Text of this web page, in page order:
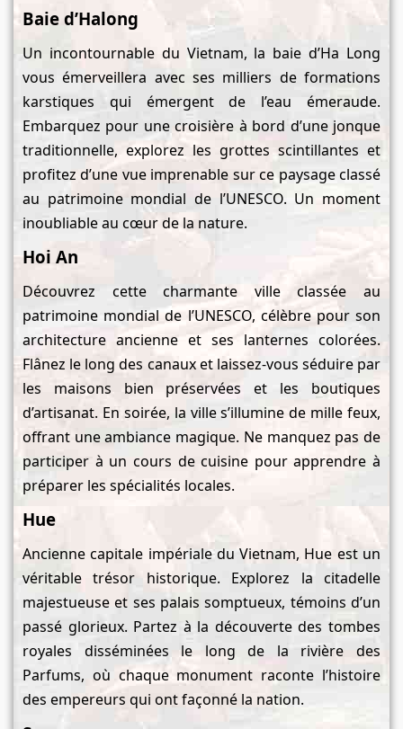
Baie d’Halong
Un incontournable du Vietnam, la baie d’Ha Long
vous émerveillera avec ses milliers de formations
karstiques qui émergent de l’eau émeraude.
Embarquez pour une croisière à bord d’une jonque
traditionnelle, explorez les grottes scintillantes et
profitez d’une vue imprenable sur ce paysage classé
au patrimoine mondial de l’UNESCO. Un moment
inoubliable au cœur de la nature.
Hoi An
Découvrez cette charmante ville classée au
patrimoine mondial de l’UNESCO, célèbre pour son
architecture ancienne et ses lanternes colorées.
Flânez le long des canaux et laissez-vous séduire par
les maisons bien préservées et les boutiques
d’artisanat. En soirée, la ville s’illumine de mille feux,
offrant une ambiance magique. Ne manquez pas de
participer à un cours de cuisine pour apprendre à
préparer les spécialités locales.
Hue
Ancienne capitale impériale du Vietnam, Hue est un
véritable trésor historique. Explorez la citadelle
majestueuse et ses palais somptueux, témoins d’un
passé glorieux. Partez à la découverte des tombes
royales disséminées le long de la rivière des
Parfums, où chaque monument raconte l’histoire
des empereurs qui ont façonné la nation.